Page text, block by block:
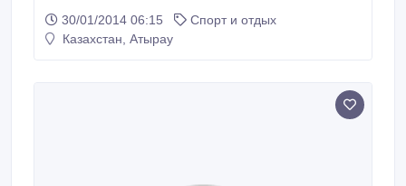
будем рады видеть ваших детей в нашей ШКОЛЕ.
Сделайте из своего ребенка чемпиона, а мы Вам в
30/01/2014 06:15
Спорт и отдых
Казахстан, Атырау